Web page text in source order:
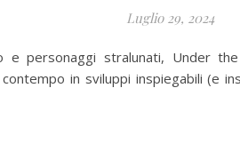
Luglio 29, 2024
e personaggi stralunati, Under
in sviluppi inspiegabili (e